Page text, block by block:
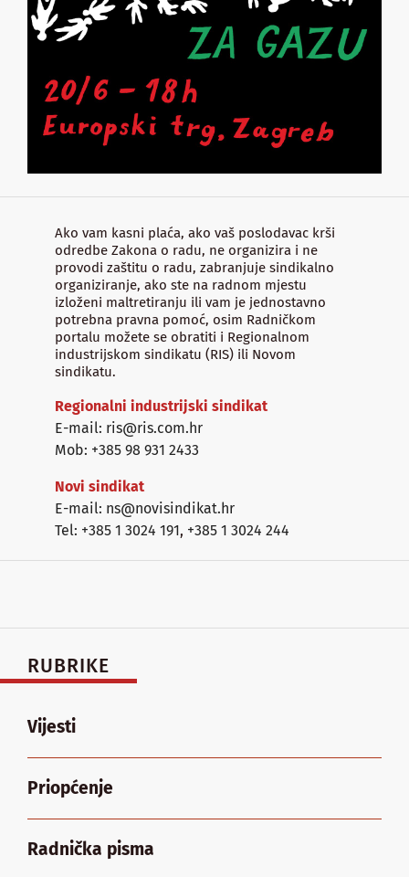
Ako vam kasni plaća, ako vaš poslodavac krši
odredbe Zakona o radu, ne organizira i ne
provodi zaštitu o radu, zabranjuje sindikalno
organiziranje, ako ste na radnom mjestu
izloženi maltretiranju ili vam je jednostavno
potrebna pravna pomoć, osim Radničkom
portalu možete se obratiti i Regionalnom
industrijskom sindikatu (RIS) ili Novom
sindikatu.
Regionalni industrijski sindikat
E-mail: ris@ris.com.hr
Mob: +385 98 931 2433
Novi sindikat
E-mail: ns@novisindikat.hr
Tel: +385 1 3024 191, +385 1 3024 244
RUBRIKE
Vijesti
Priopćenje
Radnička pisma